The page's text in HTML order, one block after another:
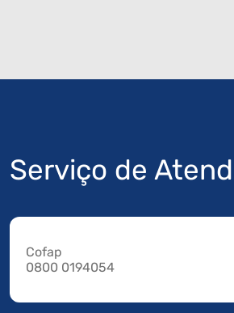
Serviço de
Cofap
0800 0194054